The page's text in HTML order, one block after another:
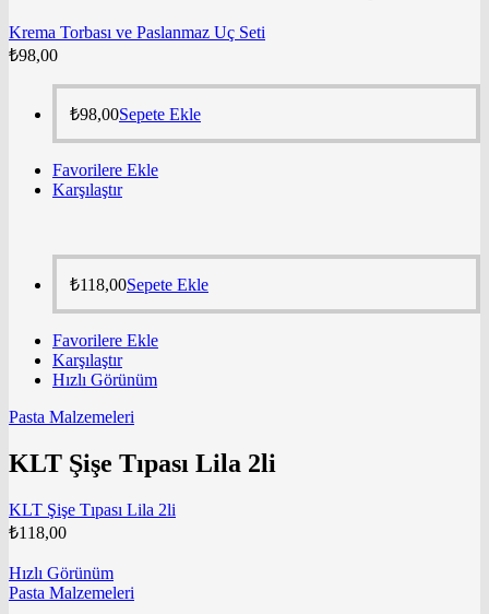
Krema Torbası ve Paslanmaz Uç Seti
₺98,00
₺98,00Sepete Ekle
Favorilere Ekle
Karşılaştır
₺118,00Sepete Ekle
Favorilere Ekle
Karşılaştır
Hızlı Görünüm
Pasta Malzemeleri
KLT Şişe Tıpası Lila 2li
KLT Şişe Tıpası Lila 2li
₺118,00
Hızlı Görünüm
Pasta Malzemeleri